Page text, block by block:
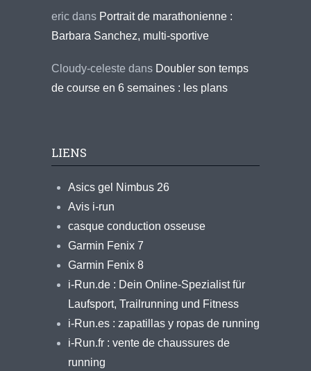
eric dans Portrait de marathonienne :
Barbara Sanchez, multi-sportive
Cloudy-celeste dans Doubler son temps
de course en 6 semaines : les plans
LIENS
Asics gel Nimbus 26
Avis i-run
casque conduction osseuse
Garmin Fenix 7
Garmin Fenix 8
i-Run.de : Dein Online-Spezialist für
Laufsport, Trailrunning und Fitness
i-Run.es : zapatillas y ropas de running
i-Run.fr : vente de chaussures de
running